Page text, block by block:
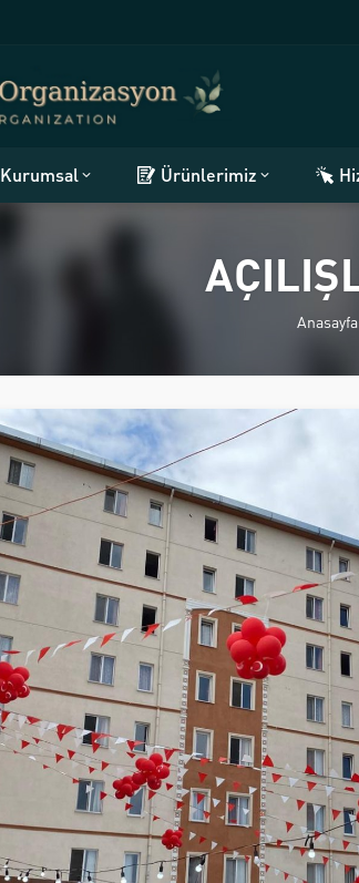
Kurumsal Ürünlerimiz
Anasayfa